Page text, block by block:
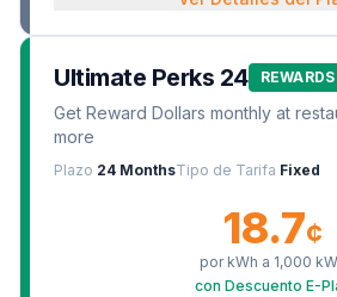
Ultimate Perks 24 REWARDS
Get Reward Dollars monthly at
more
Plazo 24 MonthsTipo de Tarifa Fixed
18.7¢
por kWh a 1,000
con Descuento E-